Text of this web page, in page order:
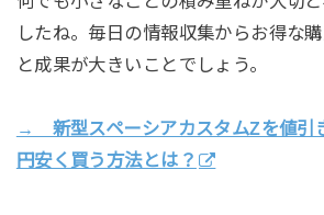
したね。毎日の情報収集からお得な
と成果が大きいことでしょう。
→ 新型スペーシアカスタムZを値引
円安く買う方法とは？